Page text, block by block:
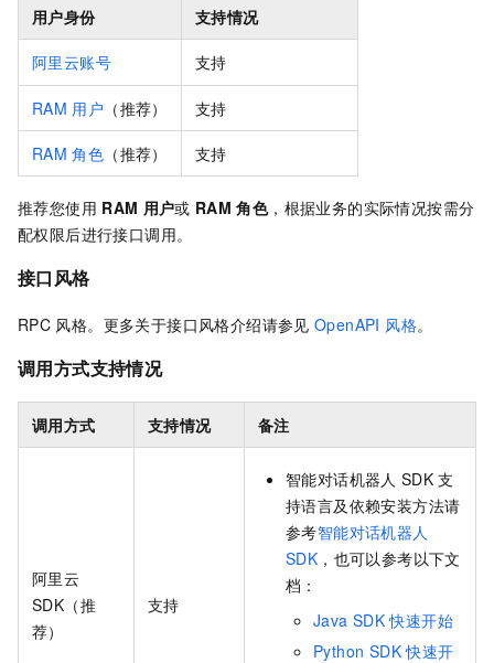
用户身份 支持情况
阿里云账号 支持
RAM 用户 （推荐） 支持
RAM 角色 （推荐） 支持
推荐您使用 RAM 用户或 RAM 角色，根据业务的实际情况按需分
配权限后进行接口调用。
接口风格
RPC 风格。更多关于接口风格介绍请参见 OpenAPI 风格。
调用方式支持情况
调用方式 支持情况 备注
阿里云
SDK（推
荐）
支持
智能对话机器人 SDK 支
持语言及依赖安装方法请
参考智能对话机器人
SDK ，也可以参考以下文
档：
Java SDK 快速开始
Python SDK 快速开